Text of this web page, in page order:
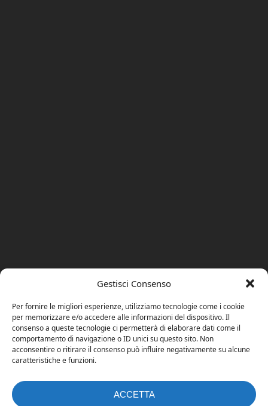
Gestisci Consenso
Per fornire le migliori esperienze, utilizziamo tecnologie come i cookie
per memorizzare e/o accedere alle informazioni del dispositivo. Il
consenso a queste tecnologie ci permetterà di elaborare dati come il
comportamento di navigazione o ID unici su questo sito. Non
acconsentire o ritirare il consenso può influire negativamente su alcune
caratteristiche e funzioni.
ACCETTA